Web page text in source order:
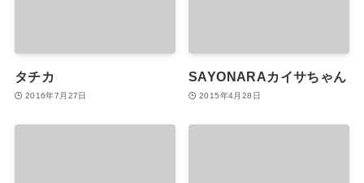
タチカ
2016年7月27日
SAYONARAカイサちゃん
2015年4月28日